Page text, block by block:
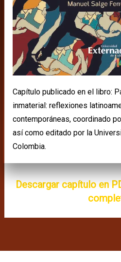
Capítulo publicado en el libro:
inmaterial: reflexiones
contemporáneas, coordinado
así como editado por la
Colombia.
Descargar capítulo en